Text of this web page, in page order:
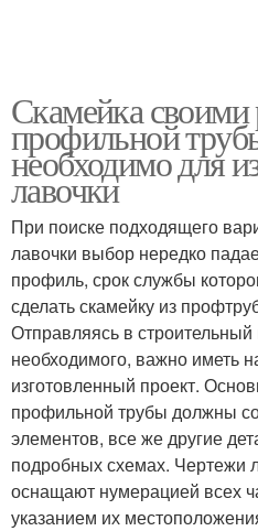
Скамейка своими
профильной
необходимо для
лавочки
При поиске подходящего
лавочки выбор нередко
профиль, срок службы
сделать скамейку из
Отправляясь в строительный
необходимого, важно иметь
изготовленный проект.
профильной трубы должны
элементов, все же другие
подробных схемах. Чертежи
оснащают нумерацией всех
указанием их